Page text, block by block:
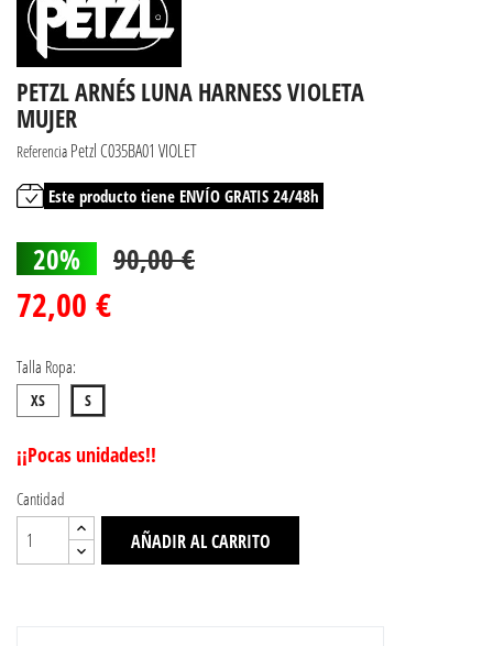
PETZL ARNÉS LUNA HARNESS VIOLETA
MUJER
Referencia Petzl C035BA01 VIOLET
Este producto tiene ENVÍO GRATIS 24/48h
20% 90,00 €
72,00 €
Talla Ropa:
XS S
¡¡Pocas unidades!!
Cantidad
AÑADIR AL CARRITO